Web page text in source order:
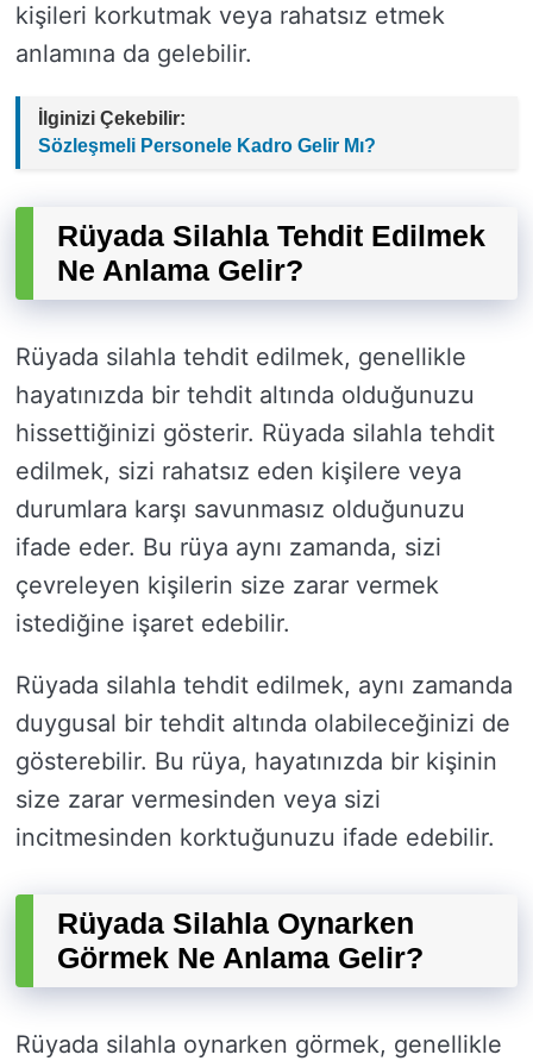
kişileri korkutmak veya rahatsız etmek
anlamına da gelebilir.
İlginizi Çekebilir:
Sözleşmeli Personele Kadro Gelir Mı?
Rüyada Silahla Tehdit Edilmek
Ne Anlama Gelir?
Rüyada silahla tehdit edilmek, genellikle
hayatınızda bir tehdit altında olduğunuzu
hissettiğinizi gösterir. Rüyada silahla tehdit
edilmek, sizi rahatsız eden kişilere veya
durumlara karşı savunmasız olduğunuzu
ifade eder. Bu rüya aynı zamanda, sizi
çevreleyen kişilerin size zarar vermek
istediğine işaret edebilir.
Rüyada silahla tehdit edilmek, aynı zamanda
duygusal bir tehdit altında olabileceğinizi de
gösterebilir. Bu rüya, hayatınızda bir kişinin
size zarar vermesinden veya sizi
incitmesinden korktuğunuzu ifade edebilir.
Rüyada Silahla Oynarken
Görmek Ne Anlama Gelir?
Rüyada silahla oynarken görmek, genellikle